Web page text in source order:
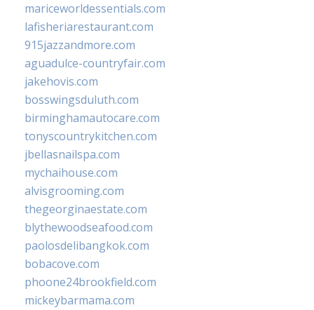
mariceworldessentials.com
lafisheriarestaurant.com
915jazzandmore.com
aguadulce-countryfair.com
jakehovis.com
bosswingsduluth.com
birminghamautocare.com
tonyscountrykitchen.com
jbellasnailspa.com
mychaihouse.com
alvisgrooming.com
thegeorginaestate.com
blythewoodseafood.com
paolosdelibangkok.com
bobacove.com
phoone24brookfield.com
mickeybarmama.com